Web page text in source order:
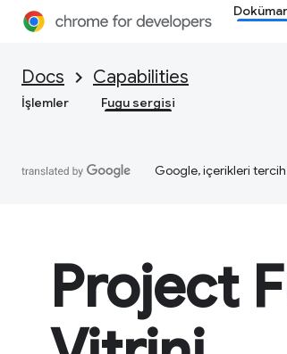
Docs Capabilities
İşlemler Fugu sergisi
Google, içerikleri
Project